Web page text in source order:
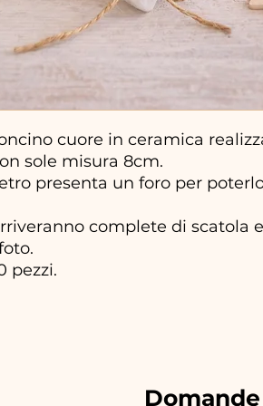
cuore in ceramica
sole misura 8cm.
presenta un foro per
complete di scatola e
pezzi.